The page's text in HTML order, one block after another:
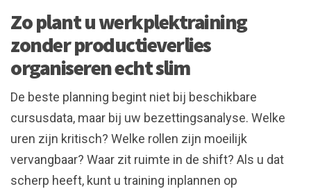
Zo plant u werkplektraining
zonder productieverlies
organiseren echt slim
De beste planning begint niet bij beschikbare
cursusdata, maar bij uw bezettingsanalyse. Welke
uren zijn kritisch? Welke rollen zijn moeilijk
vervangbaar? Waar zit ruimte in de shift? Als u dat
scherp heeft, kunt u training inplannen op